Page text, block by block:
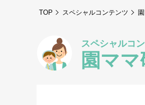
TOP スペシャルコンテンツ
スペシャルコ
園マ